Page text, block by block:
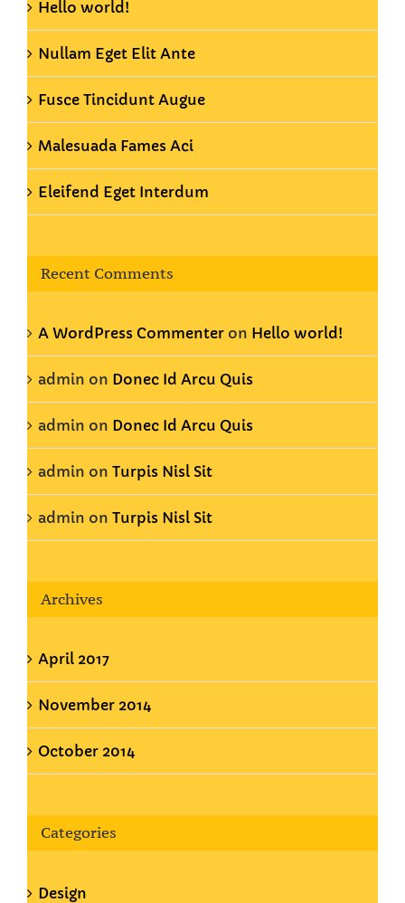
Hello world!
Nullam Eget Elit Ante
Fusce Tincidunt Augue
Malesuada Fames Aci
Eleifend Eget Interdum
Recent Comments
A WordPress Commenter on Hello world!
admin on Donec Id Arcu Quis
admin on Donec Id Arcu Quis
admin on Turpis Nisl Sit
admin on Turpis Nisl Sit
Archives
April 2017
November 2014
October 2014
Categories
Design